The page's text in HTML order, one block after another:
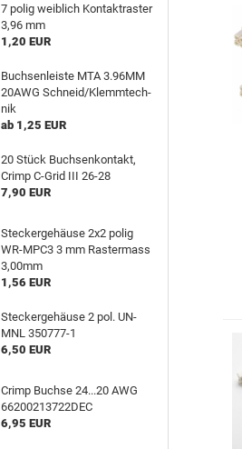
7 polig weib­lich Kon­takt­ras­ter
3,96 mm
1,20 EUR
Buch­sen­leis­te MTA 3.96MM
20AWG Schneid/Klemm­tech­
nik
ab 1,25 EUR
20 Stück Buch­sen­kon­takt,
Crimp C-​Grid III 26-28
7,90 EUR
Ste­cker­ge­häu­se 2x2 polig
WR-​MPC3 3 mm Ras­ter­mass
3,00mm
1,56 EUR
Ste­cker­ge­häu­se 2 pol. UN-​
MNL 350777-​1
6,50 EUR
Crimp Buch­se 24...20 AWG
66200213722DEC
6,95 EUR